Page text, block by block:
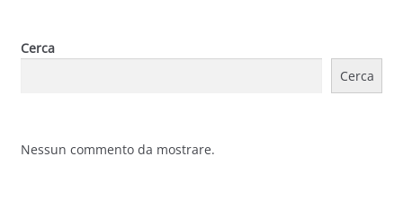
Cerca
Cerca
Nessun commento da mostrare.